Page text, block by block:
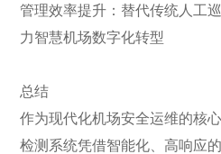
管理效率提升：替代传统人工
力智慧机场数字化转型
总结
作为现代化机场安全运维的核
检测系统凭借智能化、高响应